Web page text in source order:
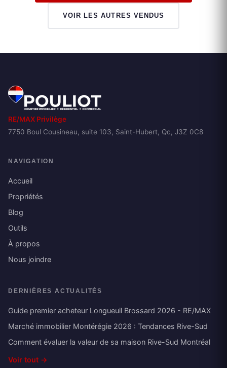
VOIR LES AUTRES VENDUS
RE/MAX Privilège
7750 Boul Cousineau, suite 103, Saint-Hubert, Qc, J3Z 0C8
NAVIGATION
Accueil
Propriétés
Blog
Outils
À propos
Nous joindre
DERNIÈRES ACTUALITÉS
Guide premier acheteur Longueuil Brossard 2026 - RE/MAX
Marché immobilier Montérégie 2026 : Tendances Rive-Sud
Comment évaluer la valeur de sa maison Rive-Sud Montréal
Voir tout →